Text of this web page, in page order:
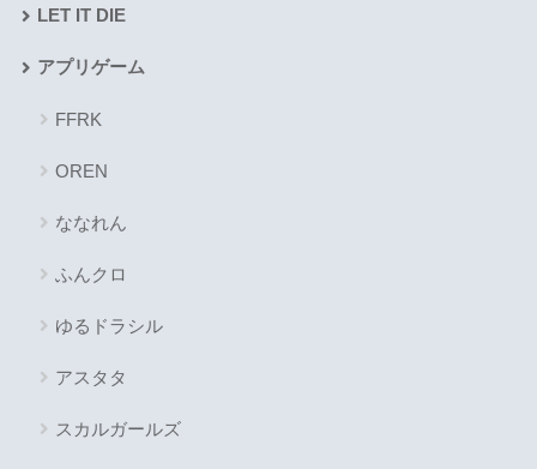
LET IT DIE
アプリゲーム
FFRK
OREN
ななれん
ふんクロ
ゆるドラシル
アスタタ
スカルガールズ